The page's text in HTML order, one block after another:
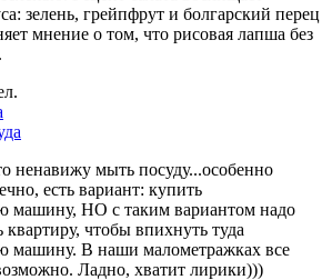
зелень, грейпфрут и болгарский перец
мнение о том, что рисовая лапша без
ненавижу мыть посуду...особенно
есть вариант: купить
машину, НО с таким вариантом надо
квартиру, чтобы впихнуть туда
машину. В наши малометражках все
Ладно, хватит лирики)))